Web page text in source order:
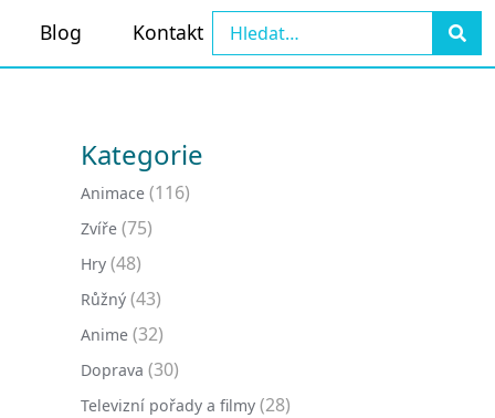
Blog Kontakt
Kategorie
Animace (116)
Zvíře (75)
Hry (48)
Růžný (43)
Anime (32)
Doprava (30)
Televizní pořady a filmy (28)